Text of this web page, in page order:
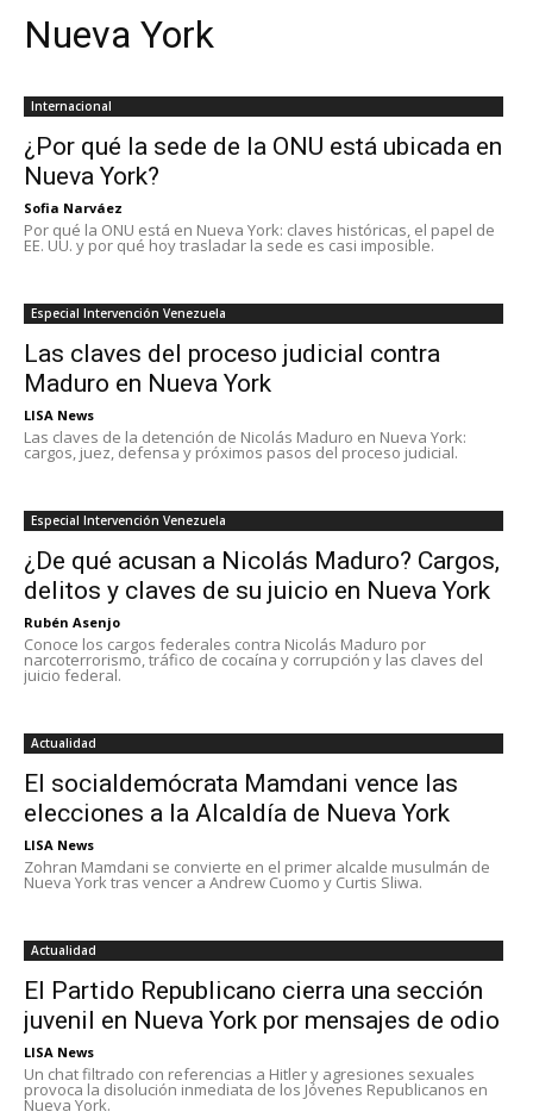
Nueva York
Internacional
¿Por qué la sede de la ONU está ubicada en
Nueva York?
Sofia Narváez
Por qué la ONU está en Nueva York: claves históricas, el papel de
EE. UU. y por qué hoy trasladar la sede es casi imposible.
Especial Intervención Venezuela
Las claves del proceso judicial contra
Maduro en Nueva York
LISA News
Las claves de la detención de Nicolás Maduro en Nueva York:
cargos, juez, defensa y próximos pasos del proceso judicial.
Especial Intervención Venezuela
¿De qué acusan a Nicolás Maduro? Cargos,
delitos y claves de su juicio en Nueva York
Rubén Asenjo
Conoce los cargos federales contra Nicolás Maduro por
narcoterrorismo, tráfico de cocaína y corrupción y las claves del
juicio federal.
Actualidad
El socialdemócrata Mamdani vence las
elecciones a la Alcaldía de Nueva York
LISA News
Zohran Mamdani se convierte en el primer alcalde musulmán de
Nueva York tras vencer a Andrew Cuomo y Curtis Sliwa.
Actualidad
El Partido Republicano cierra una sección
juvenil en Nueva York por mensajes de odio
LISA News
Un chat filtrado con referencias a Hitler y agresiones sexuales
provoca la disolución inmediata de los Jóvenes Republicanos en
Nueva York.